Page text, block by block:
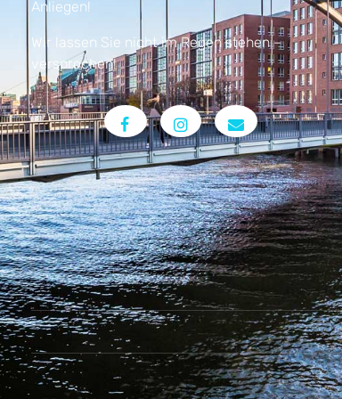
Anliegen!
Wir lassen Sie nicht im Regen stehen –
versprochen!